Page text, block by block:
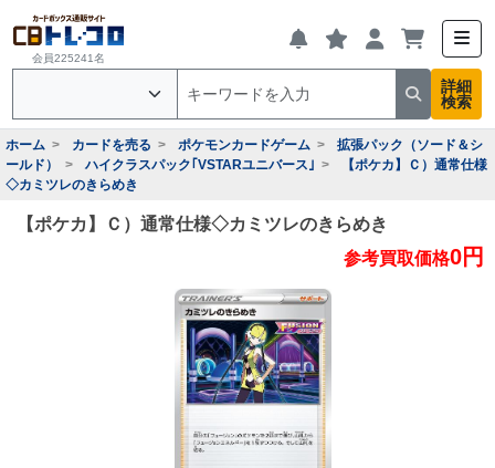
会員225241名
詳細
検索
ホーム カードを売る ポケモンカードゲーム
拡張パック（ソード＆シ
ールド）
ハイクラスパック｢VSTARユニバース｣
【ポケカ】Ｃ）通常仕様
◇カミツレのきらめき
【ポケカ】Ｃ）通常仕様◇カミツレのきらめき
参考買取価格0円